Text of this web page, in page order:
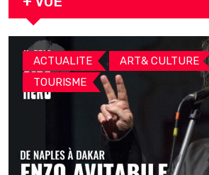
ACTUALITE , ART& CULTURE
TOURISME